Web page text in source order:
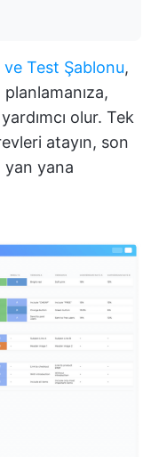
Test Şablonu,
planlamanıza,
olur. Tek
atayın, son
yan yana